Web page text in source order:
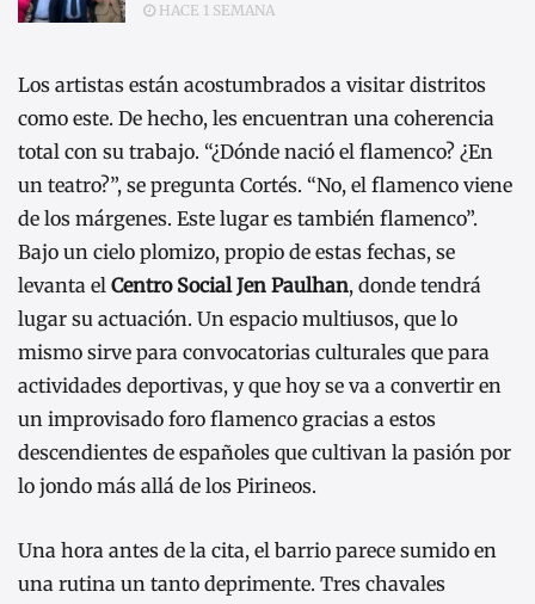
HACE 1 SEMANA
Los artistas están acostumbrados a visitar distritos
como este. De hecho, les encuentran una coherencia
total con su trabajo. “¿Dónde nació el flamenco? ¿En
un teatro?”, se pregunta Cortés. “No, el flamenco viene
de los márgenes. Este lugar es también flamenco”.
Bajo un cielo plomizo, propio de estas fechas, se
levanta el Centro Social Jen Paulhan, donde tendrá
lugar su actuación. Un espacio multiusos, que lo
mismo sirve para convocatorias culturales que para
actividades deportivas, y que hoy se va a convertir en
un improvisado foro flamenco gracias a estos
descendientes de españoles que cultivan la pasión por
lo jondo más allá de los Pirineos.
Una hora antes de la cita, el barrio parece sumido en
una rutina un tanto deprimente. Tres chavales